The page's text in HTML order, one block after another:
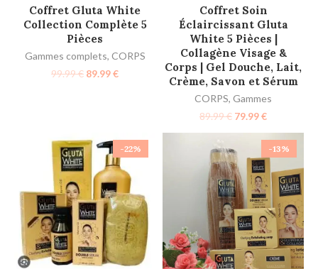
AJOUTER AU PANIER
Coffret Gluta White
Collection Complète 5
Pièces
Gammes complets, CORPS
99.99€ 89.99€
AJOUTER AU PANIER
Coffret Soin
Éclaircissant Gluta
White 5 Pièces |
Collagène Visage &
Corps | Gel Douche, Lait,
Crème, Savon et Sérum
CORPS, Gammes
89.99€ 79.99€
-22% -13%